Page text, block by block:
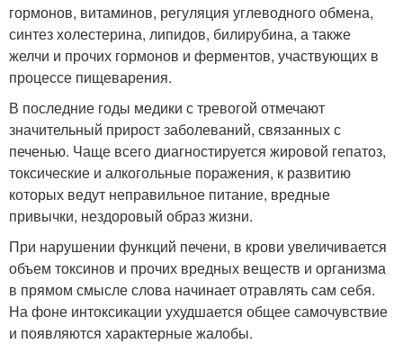
гормонов, витаминов, регуляция углеводного обмена,
синтез холестерина, липидов, билирубина, а также
желчи и прочих гормонов и ферментов, участвующих в
процессе пищеварения.
В последние годы медики с тревогой отмечают
значительный прирост заболеваний, связанных с
печенью. Чаще всего диагностируется жировой гепатоз,
токсические и алкогольные поражения, к развитию
которых ведут неправильное питание, вредные
привычки, нездоровый образ жизни.
При нарушении функций печени, в крови увеличивается
объем токсинов и прочих вредных веществ и организма
в прямом смысле слова начинает отравлять сам себя.
На фоне интоксикации ухудшается общее самочувствие
и появляются характерные жалобы.